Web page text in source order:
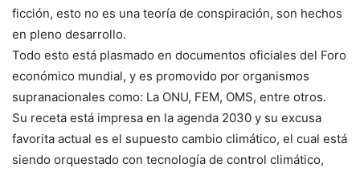
ficción, esto no es una teoría de conspiración, son hechos
en pleno desarrollo.
Todo esto está plasmado en documentos oficiales del Foro
económico mundial, y es promovido por organismos
supranacionales como: La ONU, FEM, OMS, entre otros.
Su receta está impresa en la agenda 2030 y su excusa
favorita actual es el supuesto cambio climático, el cual está
siendo orquestado con tecnología de control climático,